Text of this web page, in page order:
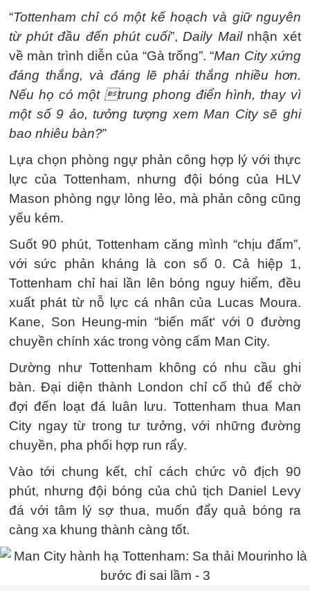
“Tottenham chỉ có một kế hoạch và giữ nguyên
từ phút đầu đến phút cuối”,Daily Mailnhận xét
về màn trình diễn của “Gà trống”. “Man City xứng
đáng thắng, và đáng lẽ phải thắng nhiều hơn.
Nếu họ có một trung phong điển hình, thay vì
một số 9 ảo, tưởng tượng xem Man City sẽ ghi
bao nhiêu bàn?”
Lựa chọn phòng ngự phản công hợp lý với thực
lực của Tottenham, nhưng đội bóng của HLV
Mason phòng ngự lỏng lẻo, mà phản công cũng
yếu kém.
Suốt 90 phút, Tottenham căng mình “chịu đấm”,
với sức phản kháng là con số 0. Cả hiệp 1,
Tottenham chỉ hai lần lên bóng nguy hiểm, đều
xuất phát từ nỗ lực cá nhân của Lucas Moura.
Kane, Son Heung-min “biến mất‘ với 0 đường
chuyền chính xác trong vòng cấm Man City.
Dường như Tottenham không có nhu cầu ghi
bàn. Đại diện thành London chỉ cố thủ để chờ
đợi đến loạt đá luân lưu. Tottenham thua Man
City ngay từ trong tư tưởng, với những đường
chuyền, pha phối hợp run rẩy.
Vào tới chung kết, chỉ cách chức vô địch 90
phút, nhưng đội bóng của chủ tịch Daniel Levy
đá với tâm lý sợ thua, muốn đẩy quả bóng ra
càng xa khung thành càng tốt.